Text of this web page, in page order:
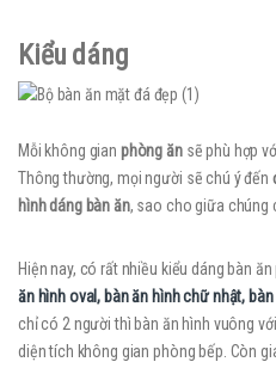
Kiểu dáng
Mỗi không gian phòng ănsẽ phù hợp
Thông thường, mọi người sẽ chú ý đến
hình dáng bàn ăn, sao cho giữa chúng
Hiện nay, có rất nhiều kiểu dáng bàn
ăn hình oval, bàn ăn hình chữ nhật,
chỉ có 2 người thì bàn ăn hình vuông
diện tích không gian phòng bếp. Còn